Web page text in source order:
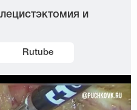
и
Rutube